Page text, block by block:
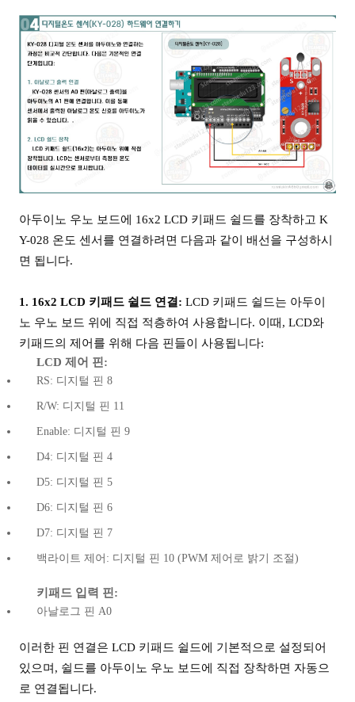
아두이노 우노 보드에 16x2 LCD 키패드 쉴드를 장착하고 K
Y-028 온도 센서를 연결하려면 다음과 같이 배선을 구성하시
면 됩니다.
1. 16x2 LCD 키패드 쉴드 연결: LCD 키패드 쉴드는 아두이
노 우노 보드 위에 직접 적층하여 사용합니다. 이때, LCD와
키패드의 제어를 위해 다음 핀들이 사용됩니다:
LCD 제어 핀:
RS: 디지털 핀 8
R/W: 디지털 핀 11
Enable: 디지털 핀 9
D4: 디지털 핀 4
D5: 디지털 핀 5
D6: 디지털 핀 6
D7: 디지털 핀 7
백라이트 제어: 디지털 핀 10 (PWM 제어로 밝기 조절)
키패드 입력 핀:
아날로그 핀 A0
이러한 핀 연결은 LCD 키패드 쉴드에 기본적으로 설정되어
있으며, 쉴드를 아두이노 우노 보드에 직접 장착하면 자동으
로 연결됩니다.